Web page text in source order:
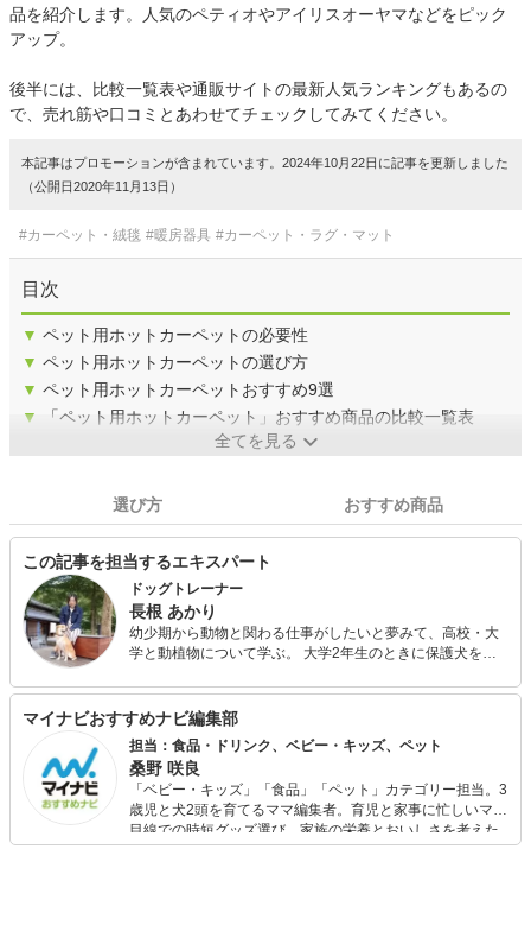
品を紹介します。人気のペティオやアイリスオーヤマなどをピック
アップ。
後半には、比較一覧表や通販サイトの最新人気ランキングもあるの
で、売れ筋や口コミとあわせてチェックしてみてください。
本記事はプロモーションが含まれています。2024年10月22日に記事を更新しました
（公開日2020年11月13日）
#カーペット・絨毯 #暖房器具 #カーペット・ラグ・マット
目次
▼ ペット用ホットカーペットの必要性
▼ ペット用ホットカーペットの選び方
▼ ペット用ホットカーペットおすすめ9選
▼
「ペット用ホットカーペット」おすすめ商品の比較一覧表
全てを見る
選び方 おすすめ商品
この記事を担当するエキスパート
ドッグトレーナー
長根 あかり
幼少期から動物と関わる仕事がしたいと夢みて、高校・大
学と動植物について学ぶ。 大学2年生のときに保護犬を迎
公認ドッグトレーナー資格、動物介在教育アドバイザー認
定資格を取得。 現在は、自身の経験から保護犬についての
相談や家庭犬のしつけ・トレーニングをしている。
マイナビおすすめナビ編集部
担当：食品・ドリンク、ベビー・キッズ、ペット
桑野 咲良
「ベビー・キッズ」「食品」「ペット」カテゴリー担当。3
歳児と犬2頭を育てるママ編集者。育児と家事に忙しいママ
目線での時短グッズ選び、家族の栄養とおいしさを考えた
食品選び、束の間のリラックスタイムを楽しむためのスイ